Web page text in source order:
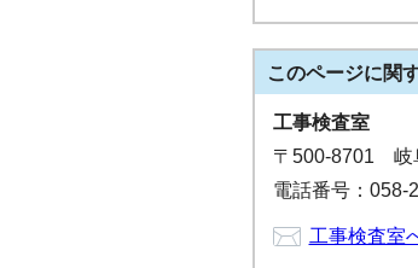
このページに関
工事検査室
〒500-8701 岐
電話番号：
工事検査室